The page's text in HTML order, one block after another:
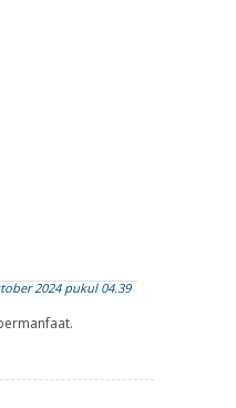
2024 pukul 04.39